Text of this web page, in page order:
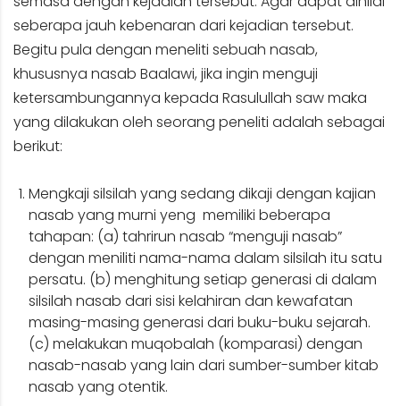
seberapa jauh kebenaran dari kejadian tersebut.
Begitu pula dengan meneliti sebuah nasab,
khususnya nasab Baalawi, jika ingin menguji
ketersambungannya kepada Rasulullah saw maka
yang dilakukan oleh seorang peneliti adalah sebagai
berikut:
Mengkaji silsilah yang sedang dikaji dengan kajian
nasab yang murni yeng memiliki beberapa
tahapan: (a) tahrirun nasab “menguji nasab”
dengan meniliti nama-nama dalam silsilah itu satu
persatu. (b) menghitung setiap generasi di dalam
silsilah nasab dari sisi kelahiran dan kewafatan
masing-masing generasi dari buku-buku sejarah.
(c) melakukan muqobalah (komparasi) dengan
nasab-nasab yang lain dari sumber-sumber kitab
nasab yang otentik.